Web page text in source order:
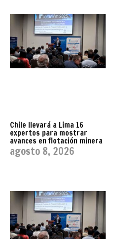
Chile llevará a Lima 16
expertos para mostrar
avances en flotación minera
agosto 8, 2026